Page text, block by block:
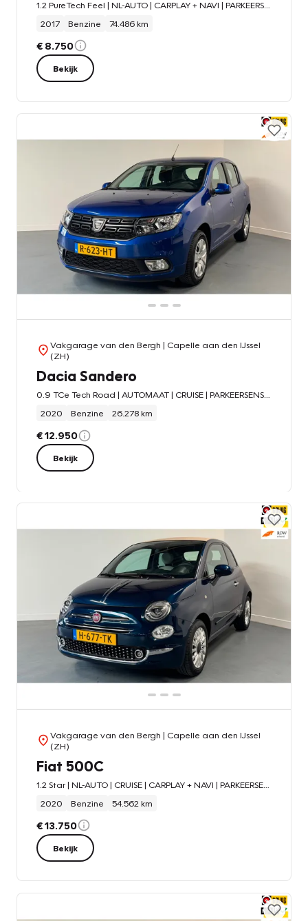
2017
Benzine 74.486 km
€ 8.750
Bekijk
Vakgarage van den Bergh | Capelle aan den IJssel
(ZH)
Dacia Sandero
2020
Benzine 26.278 km
€ 12.950
Bekijk
Vakgarage van den Bergh | Capelle aan den IJssel
(ZH)
Fiat 500C
2020
Benzine 54.562 km
€ 13.750
Bekijk